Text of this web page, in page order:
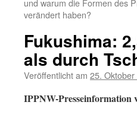
und warum die Formen des
verändert haben?
Fukushima:
als durch
Veröffentlicht am 25. Oktober
IPPNW-Presseinformation